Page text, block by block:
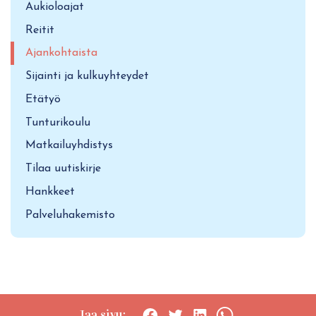
Aukioloajat
Reitit
Ajankohtaista
Sijainti ja kulkuyhteydet
Etätyö
Tunturikoulu
Matkailuyhdistys
Tilaa uutiskirje
Hankkeet
Palveluhakemisto